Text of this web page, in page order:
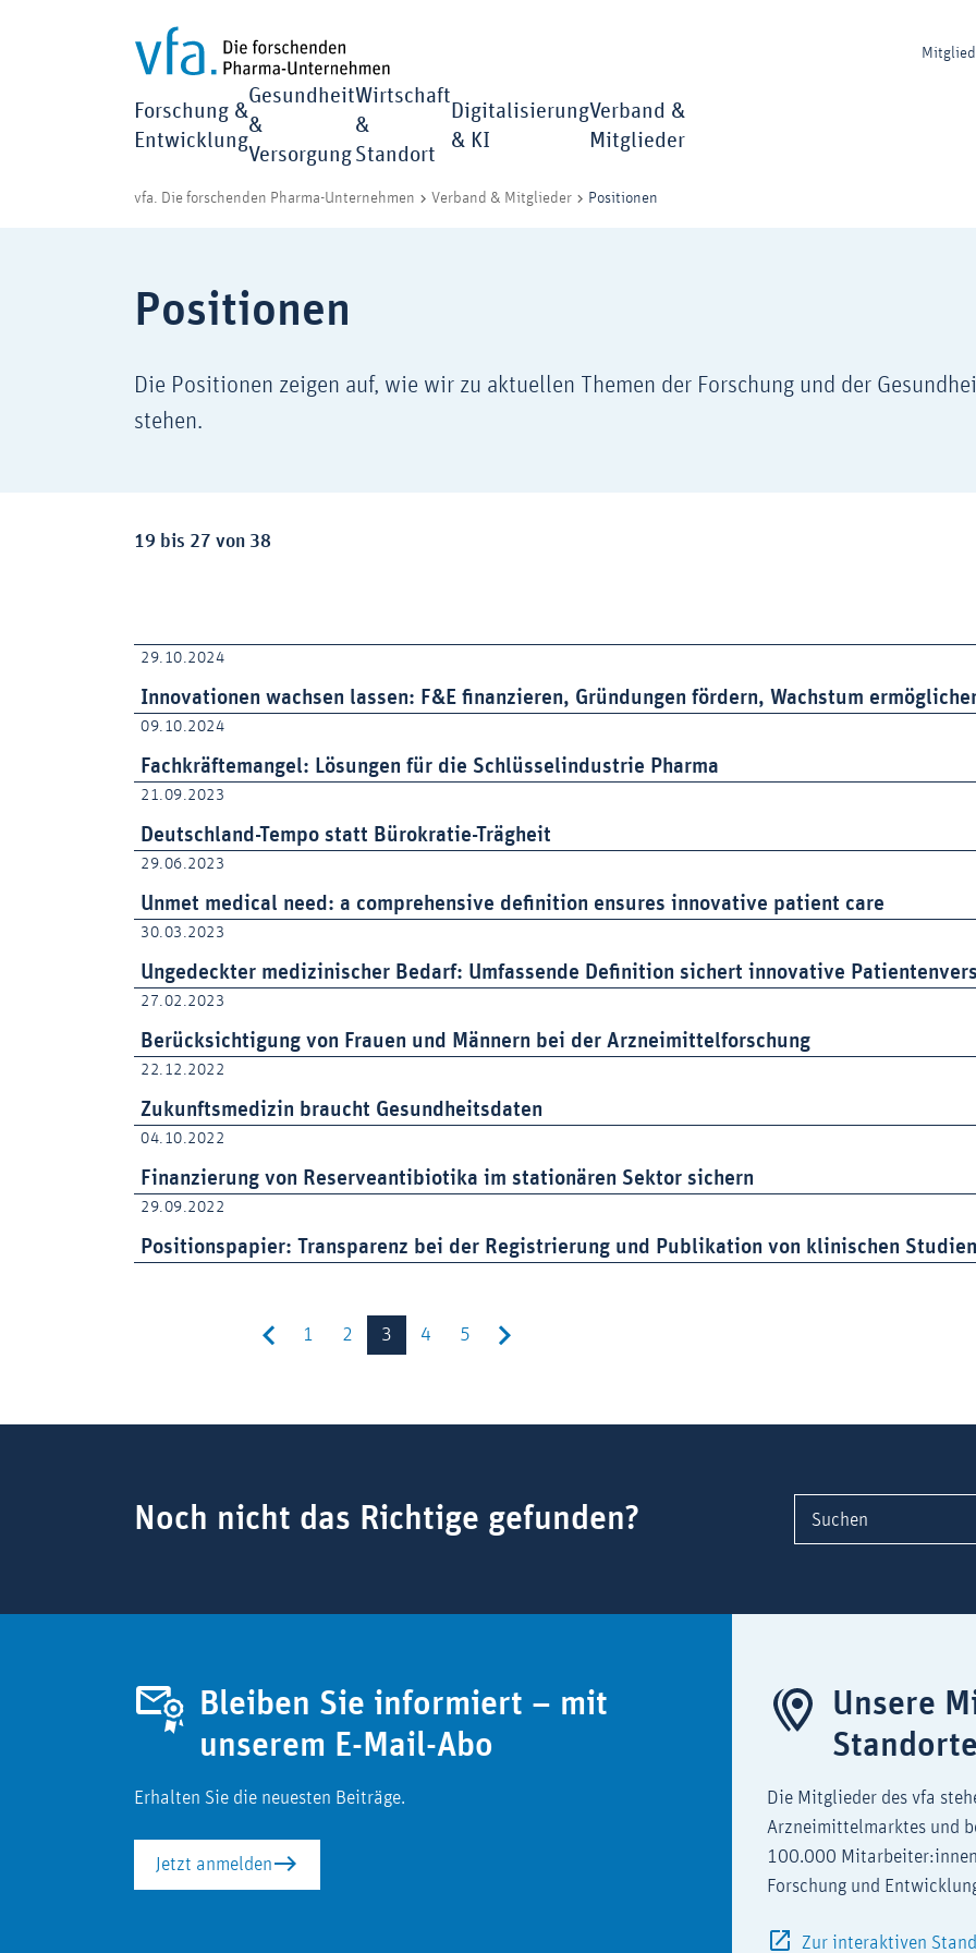
Forschung &
Entwicklung
Gesundheit
&
Versorgung
Wirtschaft
&
Standort
Digitalisierung
& KI
Verband &
Mitglieder
vfa. Die forschenden Pharma-Unternehmen Verband & Mitglieder Positionen
Positionen
Die Positionen zeigen auf, wie wir zu aktuellen Themen der Forschung und der
stehen.
Ergebnisse:
19 bis 27 von 38
29.10.2024
Innovationen wachsen lassen: F&E finanzieren, Gründungen fördern, Wachstum
09.10.2024
Fachkräftemangel: Lösungen für die Schlüsselindustrie Pharma
21.09.2023
Deutschland-Tempo statt Bürokratie-Trägheit
29.06.2023
Unmet medical need: a comprehensive definition ensures innovative patient care
30.03.2023
Ungedeckter medizinischer Bedarf: Umfassende Definition sichert innovative
27.02.2023
Berücksichtigung von Frauen und Männern bei der Arzneimittelforschung
22.12.2022
Zukunftsmedizin braucht Gesundheitsdaten
04.10.2022
Finanzierung von Reserveantibiotika im stationären Sektor sichern
29.09.2022
Positionspapier: Transparenz bei der Registrierung und Publikation von klinischen Studien
1 2 3 4 5
Noch nicht das Richtige gefunden? Suchen
Bleiben Sie informiert – mit
unserem E-Mail-Abo
Erhalten Sie die neuesten Beiträge.
Jetzt anmelden
Unsere
Die Mitglieder des vfa
Arzneimittelmarktes und
100.000
Forschung und
Zur interaktiven